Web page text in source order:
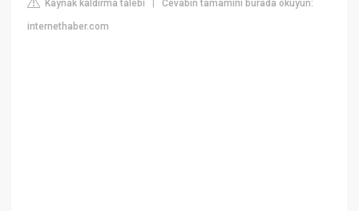
Kaynak kaldırma talebi |Cevabın tamamını burada okuyun:
internethaber.com